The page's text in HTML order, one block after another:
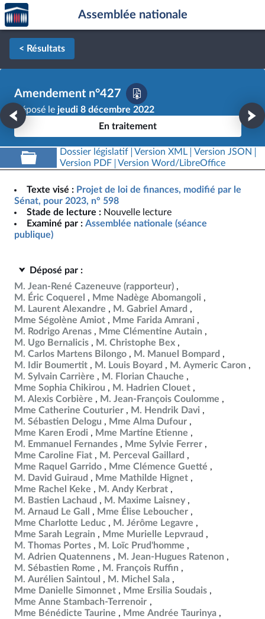
Aller au contenu
Aller en bas de la page
Accèder
à la
page
d'accueil
Assemblée nationale
< Résultats
Amendement n°427
Déposé le jeudi 8 décembre 2022
En traitement
Dossier législatif Version XML
Version JSON
Version PDF
Version Word/LibreOffice
Texte visé : Projet de loi de finances, modifié par le
Sénat, pour 2023, n° 598
Stade de lecture : Nouvelle lecture
Examiné par : Assemblée nationale (séance
publique)
Déposé par :
M. Jean-René Cazeneuve (rapporteur)
M. Éric Coquerel
Mme Nadège Abomangoli
M. Laurent Alexandre
M. Gabriel Amard
Mme Ségolène Amiot
Mme Farida Amrani
M. Rodrigo Arenas
Mme Clémentine Autain
M. Ugo Bernalicis
M. Christophe Bex
M. Carlos Martens Bilongo
M. Manuel Bompard
M. Idir Boumertit
M. Louis Boyard
M. Aymeric Caron
M. Sylvain Carrière
M. Florian Chauche
Mme Sophia Chikirou
M. Hadrien Clouet
M. Alexis Corbière
M. Jean-François Coulomme
Mme Catherine Couturier
M. Hendrik Davi
M. Sébastien Delogu
Mme Alma Dufour
Mme Karen Erodi
Mme Martine Etienne
M. Emmanuel Fernandes
Mme Sylvie Ferrer
Mme Caroline Fiat
M. Perceval Gaillard
Mme Raquel Garrido
Mme Clémence Guetté
M. David Guiraud
Mme Mathilde Hignet
Mme Rachel Keke
M. Andy Kerbrat
M. Bastien Lachaud
M. Maxime Laisney
M. Arnaud Le Gall
Mme Élise Leboucher
Mme Charlotte Leduc
M. Jérôme Legavre
Mme Sarah Legrain
Mme Murielle Lepvraud
M. Thomas Portes
M. Loïc Prud'homme
M. Adrien Quatennens
M. Jean-Hugues Ratenon
M. Sébastien Rome
M. François Ruffin
M. Aurélien Saintoul
M. Michel Sala
Mme Danielle Simonnet
Mme Ersilia Soudais
Mme Anne Stambach-Terrenoir
Mme Bénédicte Taurine
Mme Andrée Taurinya